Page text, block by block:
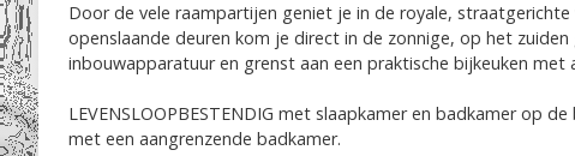
Door de vele raampartijen geniet je in de royale,
openslaande deuren kom je direct in de zonnige, op het
inbouwapparatuur en grenst aan een praktische bijkeuken
LEVENSLOOPBESTENDIG met slaapkamer en badkamer op
met een aangrenzende badkamer.